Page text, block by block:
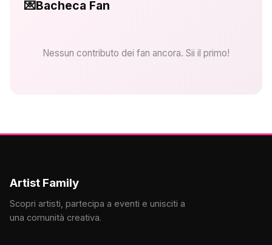
💌Bacheca Fan
Nessun contributo dei fan ancora. Sii il primo!
Artist Family
Scopri artisti, partecipa a eventi e unisciti a
una comunità creativa.